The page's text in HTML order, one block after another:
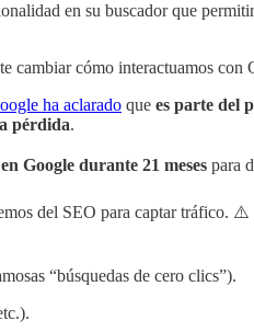
en su buscador que
cómo interactuamos con
ha aclarado que es parte del
pérdida.
Google durante 21 meses para
del SEO para captar tráfico. ⚠️
“búsquedas de cero clics”).